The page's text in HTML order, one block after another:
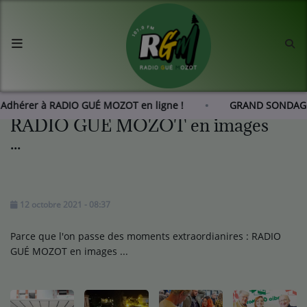
Adhérer à RADIO GUÉ MOZOT en ligne ! GRAND
Agenda
Les actus de RGM
Radio
Emissions
RADIO GUÉ MOZOT en images
...
12 octobre 2021 - 08:37
Parce que l'on passe des moments extraordianires : RADIO
GUÉ MOZOT en images ...